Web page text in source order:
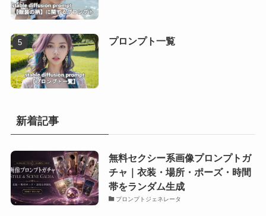
プロンプト一覧
新着記事
無料セクシー系画像プロンプトガ
チャ｜衣装・場所・ポーズ・時間
帯をランダム生成
プロンプトジェネレータ